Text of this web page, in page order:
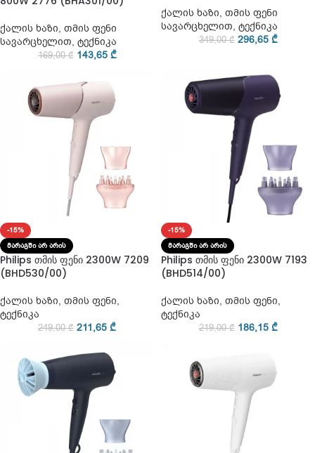
ქალის ხაზი, თმის ფენი
სავარცხელით, ტექნიკა
169,00₾ 143,65 ₾
ქალის ხაზი, თმის ფენი
სავარცხელით, ტექნიკა
349,00₾ 296,65 ₾
-15%
ᲛᲐᲠᲐᲒᲨᲘ ᲐᲠ ᲐᲠᲘᲡ
Philips თმის ფენი 2300W 7209
(BHD530/00)
ქალის ხაზი, თმის ფენი,
ტექნიკა
249,00₾ 211,65 ₾
-15%
ᲛᲐᲠᲐᲒᲨᲘ ᲐᲠ ᲐᲠᲘᲡ
Philips თმის ფენი 2300W 7193
(BHD514/00)
ქალის ხაზი, თმის ფენი,
ტექნიკა
219,00₾ 186,15 ₾